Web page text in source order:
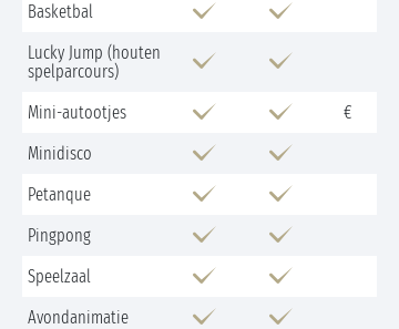
Basketbal
Lucky Jump (houten
spelparcours)
Mini-autootjes
€
Minidisco
Petanque
Pingpong
Speelzaal
Avondanimatie